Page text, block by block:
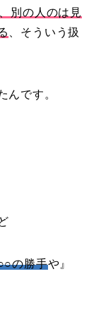
別の人のは見
、そういう扱
んです。
の勝手や』